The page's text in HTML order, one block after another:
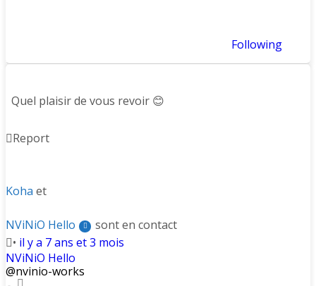
Following
Afficher :
Quel plaisir de vous revoir 😊
Report
Koha et
NViNiO Hello
sont en contact
• il y a 7 ans et 3 mois
NViNiO Hello
@nvinio-works